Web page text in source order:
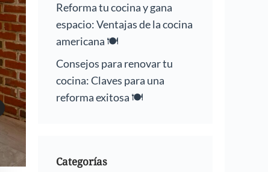
Reforma tu cocina y gana
espacio: Ventajas de la cocina
americana 🍽️
Consejos para renovar tu
cocina: Claves para una
reforma exitosa 🍽️
Categorías